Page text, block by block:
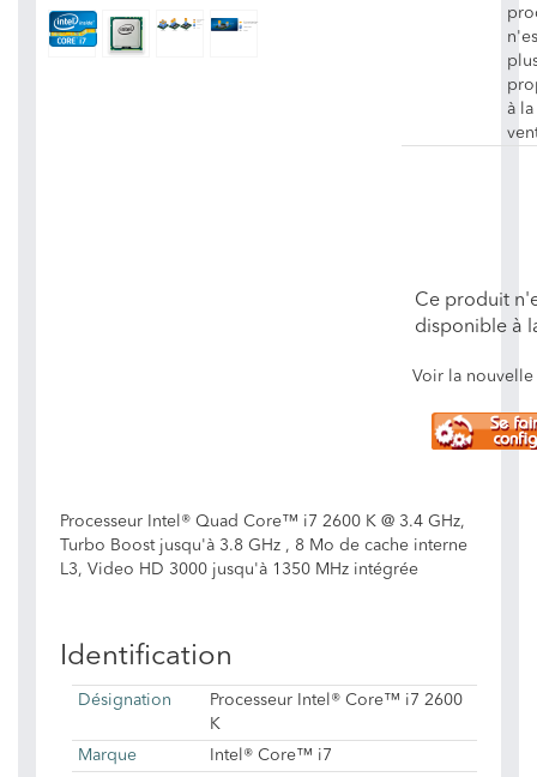
à la
Ce produit
disponible à
Voir la nouvelle
Processeur Intel® Quad Core™ i7 2600 K @ 3.4 GHz,
Turbo Boost jusqu'à 3.8 GHz , 8 Mo de cache interne
L3, Video HD 3000 jusqu'à 1350 MHz intégrée
Identification
Désignation
Processeur Intel® Core™ i7 2600
K
Marque
Intel® Core™ i7